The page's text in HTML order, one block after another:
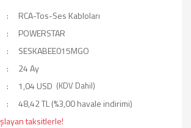
RCA-Tos-Ses Kabloları
POWERSTAR
SESKABEE015MGO
24 Ay
1,04 USD (KDV Dahil)
48,42 TL (%3,00 havale indirimi)
taksitlerle!